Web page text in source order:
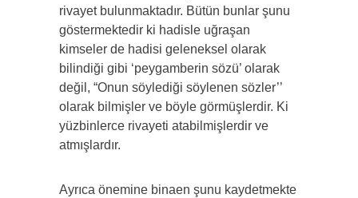
rivayet bulunmaktadır. Bütün bunlar şunu
göstermektedir ki hadisle uğraşan
kimseler de hadisi geleneksel olarak
bilindiği gibi ‘peygamberin sözü’ olarak
değil, “Onun söylediği söylenen sözler’’
olarak bilmişler ve böyle görmüşlerdir. Ki
yüzbinlerce rivayeti atabilmişlerdir ve
atmışlardır.
Ayrıca önemine binaen şunu kaydetmekte